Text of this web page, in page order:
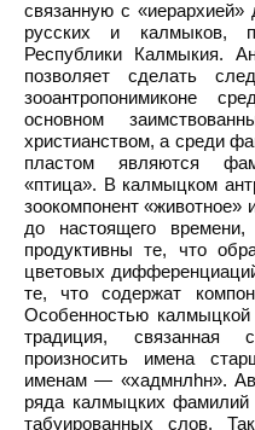
связанную с
русских и калмыков,
Республики Калмыкия.
позволяет сделать
зооантропонимиконе
основном
христианством, а среди
пластом являются
«птица». В калмыцком
зоокомпонент «животное»
до настоящего
продуктивны те, что
цветовых
те, что содержат
Особенностью калмыцкой
традиция, связанная
произносить имена
именам — «хадмнлһн».
ряда калмыцких
табуированных слов.